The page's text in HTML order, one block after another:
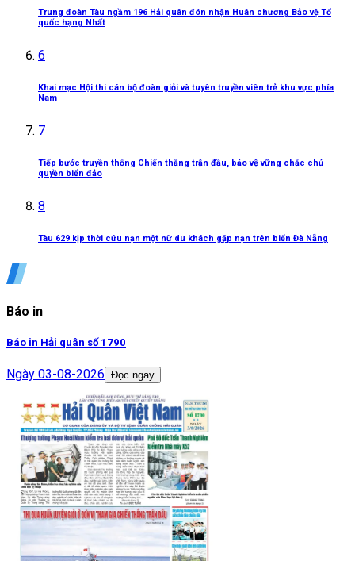
Trung đoàn Tàu ngầm 196 Hải quân đón nhận Huân chương Bảo vệ Tổ
quốc hạng Nhất
6
Khai mạc Hội thi cán bộ đoàn giỏi và tuyên truyền viên trẻ khu vực phía
Nam
7
Tiếp bước truyền thống Chiến thắng trận đầu, bảo vệ vững chắc chủ
quyền biển đảo
8
Tàu 629 kịp thời cứu nạn một nữ du khách gặp nạn trên biển Đà Nẵng
Báo in
Báo in Hải quân số 1790
Ngày 03-08-2026 Đọc ngay